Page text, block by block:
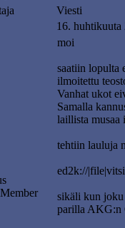
Viesti
16.
moi
saatiin lopulta
ilmoitettu
Vanhat ukot
Samalla
laillista musaa
tehtiin lauluja
ed2k://
sikäli kun
parilla AKG:n